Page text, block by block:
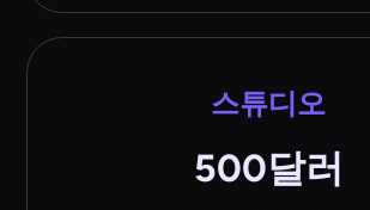
스튜디오
500달러